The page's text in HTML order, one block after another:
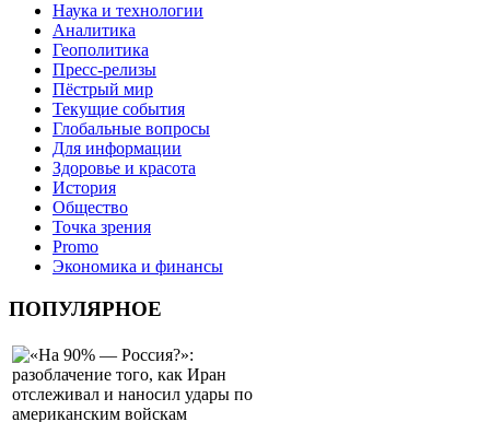
Наука и технологии
Аналитика
Геополитика
Пресс-релизы
Пёстрый мир
Текущие события
Глобальные вопросы
Для информации
Здоровье и красота
История
Общество
Точка зрения
Promo
Экономика и финансы
ПОПУЛЯРНОЕ